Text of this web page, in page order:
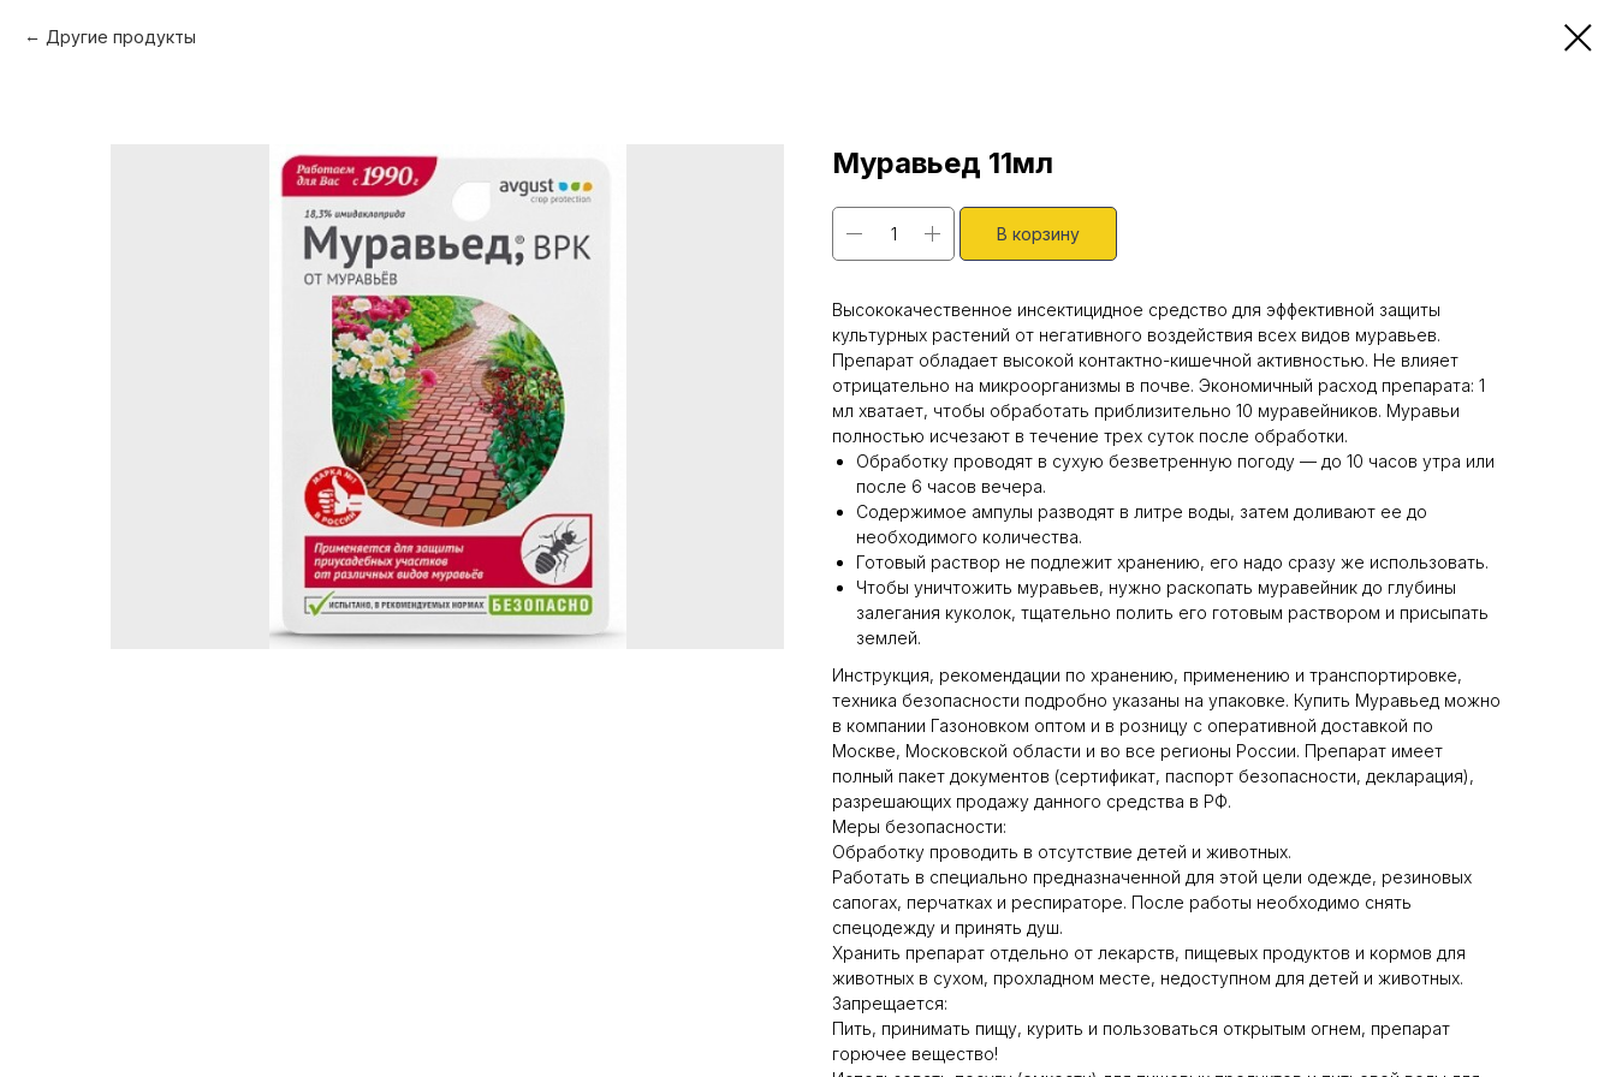
Другие продукты
Муравьед 11мл
В корзину
Высококачественное инсектицидное средство для эффективной защиты
культурных растений от негативного воздействия всех видов муравьев.
Препарат обладает высокой контактно-кишечной активностью. Не влияет
отрицательно на микроорганизмы в почве. Экономичный расход препарата: 1
мл хватает, чтобы обработать приблизительно 10 муравейников. Муравьи
полностью исчезают в течение трех суток после обработки.
Обработку проводят в сухую безветренную погоду — до 10 часов утра или
после 6 часов вечера.
Содержимое ампулы разводят в литре воды, затем доливают ее до
необходимого количества.
Готовый раствор не подлежит хранению, его надо сразу же использовать.
Чтобы уничтожить муравьев, нужно раскопать муравейник до глубины
залегания куколок, тщательно полить его готовым раствором и присыпать
землей.
Инструкция, рекомендации по хранению, применению и транспортировке,
техника безопасности подробно указаны на упаковке. Купить Муравьед можно
в компании Газоновком оптом и в розницу с оперативной доставкой по
Москве, Московской области и во все регионы России. Препарат имеет
полный пакет документов (сертификат, паспорт безопасности, декларация),
разрешающих продажу данного средства в РФ.
Меры безопасности:
Обработку проводить в отсутствие детей и животных.
Работать в специально предназначенной для этой цели одежде, резиновых
сапогах, перчатках и респираторе. После работы необходимо снять
спецодежду и принять душ.
Хранить препарат отдельно от лекарств, пищевых продуктов и кормов для
животных в сухом, прохладном месте, недоступном для детей и животных.
Запрещается:
Пить, принимать пищу, курить и пользоваться открытым огнем, препарат
горючее вещество!